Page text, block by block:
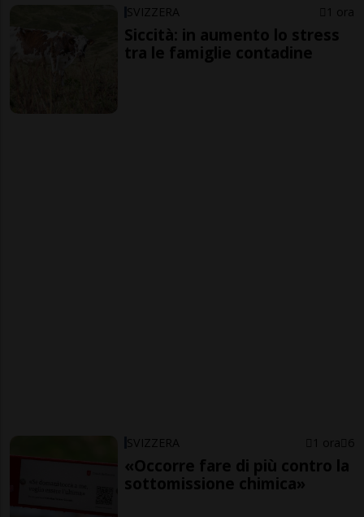
SVIZZERA 1 ora
Siccità: in aumento lo stress
tra le famiglie contadine
SVIZZERA 1 ora 6
«Occorre fare di più contro la
sottomissione chimica»